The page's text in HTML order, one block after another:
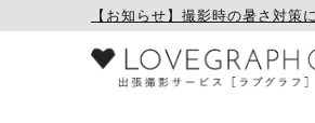
【お知らせ】撮影時の暑さ対策